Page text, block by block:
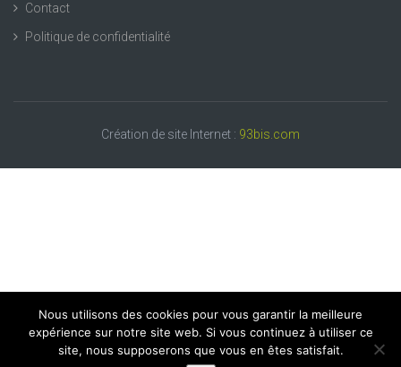
Contact
Politique de confidentialité
Création de site Internet : 93bis.com
Nous utilisons des cookies pour vous garantir la meilleure
expérience sur notre site web. Si vous continuez à utiliser ce
site, nous supposerons que vous en êtes satisfait.